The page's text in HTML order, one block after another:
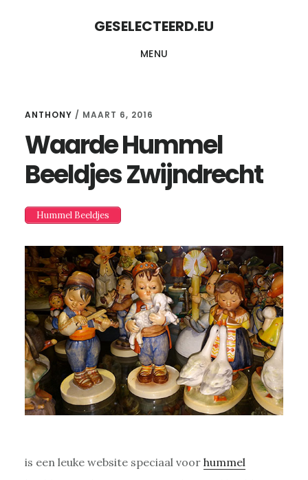
GESELECTEERD.EU
MENU
ANTHONY / MAART 6, 2016
Waarde Hummel
Beeldjes Zwijndrecht
Hummel Beeldjes
is een leuke website speciaal voor hummel